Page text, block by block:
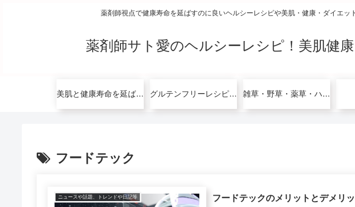
薬剤師視点で健康寿命を延ばすのに良いヘルシーレシピや美肌・健康・ダイエ
薬剤師サト愛のヘルシーレシピ！美肌健
美肌と健康寿命を延ばすコツ無料講座 グルテンフリーレシピで美肌健康ダイエット！ 雑草・野草・薬草・ハーブ
フードテック
ニュースや話題、トレンドや日記等
フードテックのメリットとデメリ